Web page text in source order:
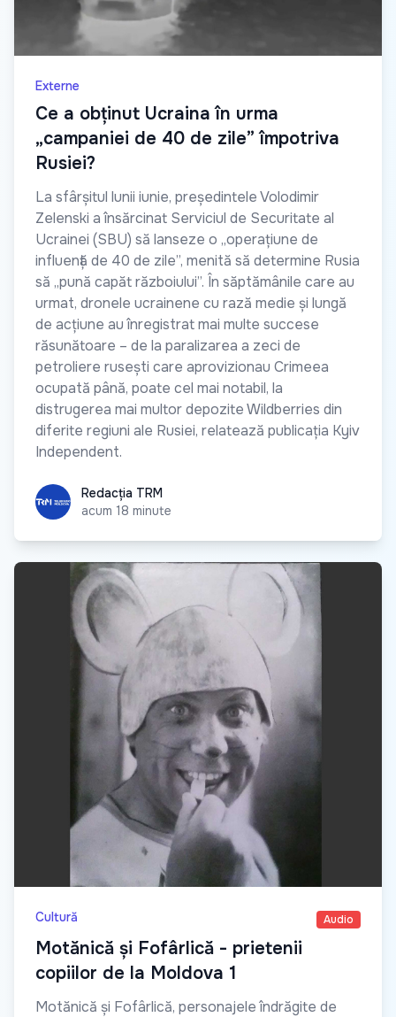
Externe
Ce a obținut Ucraina în urma
„campaniei de 40 de zile” împotriva
Rusiei?
La sfârșitul lunii iunie, președintele Volodimir
Zelenski a însărcinat Serviciul de Securitate al
Ucrainei (SBU) să lanseze o „operațiune de
influență de 40 de zile”, menită să determine Rusia
să „pună capăt războiului”. În săptămânile care au
urmat, dronele ucrainene cu rază medie și lungă
de acțiune au înregistrat mai multe succese
răsunătoare – de la paralizarea a zeci de
petroliere rusești care aprovizionau Crimeea
ocupată până, poate cel mai notabil, la
distrugerea mai multor depozite Wildberries din
diferite regiuni ale Rusiei, relatează publicația Kyiv
Independent.
Redacția TRM
Redacția TRM
acum 18 minute
Cultură Audio
Motănică și Fofârlică - prietenii
copiilor de la Moldova 1
Motănică și Fofârlică, personajele îndrăgite de